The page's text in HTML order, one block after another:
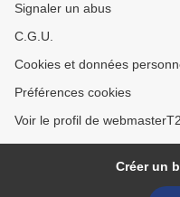
Signaler un abus
C.G.U.
Cookies et données
Préférences cookies
Voir le profil de
Créer un